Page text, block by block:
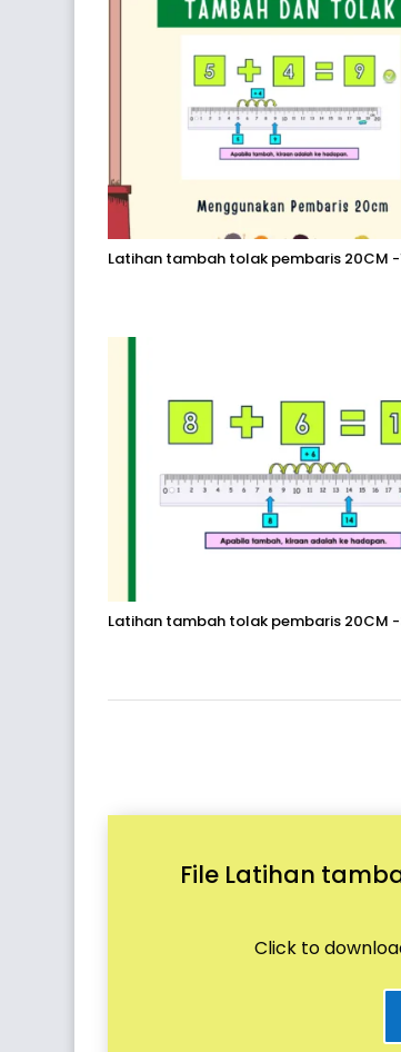
Latihan tambah tolak pembaris 20CM -
Latihan tambah tolak pembaris 20CM
File Latihan
Click to